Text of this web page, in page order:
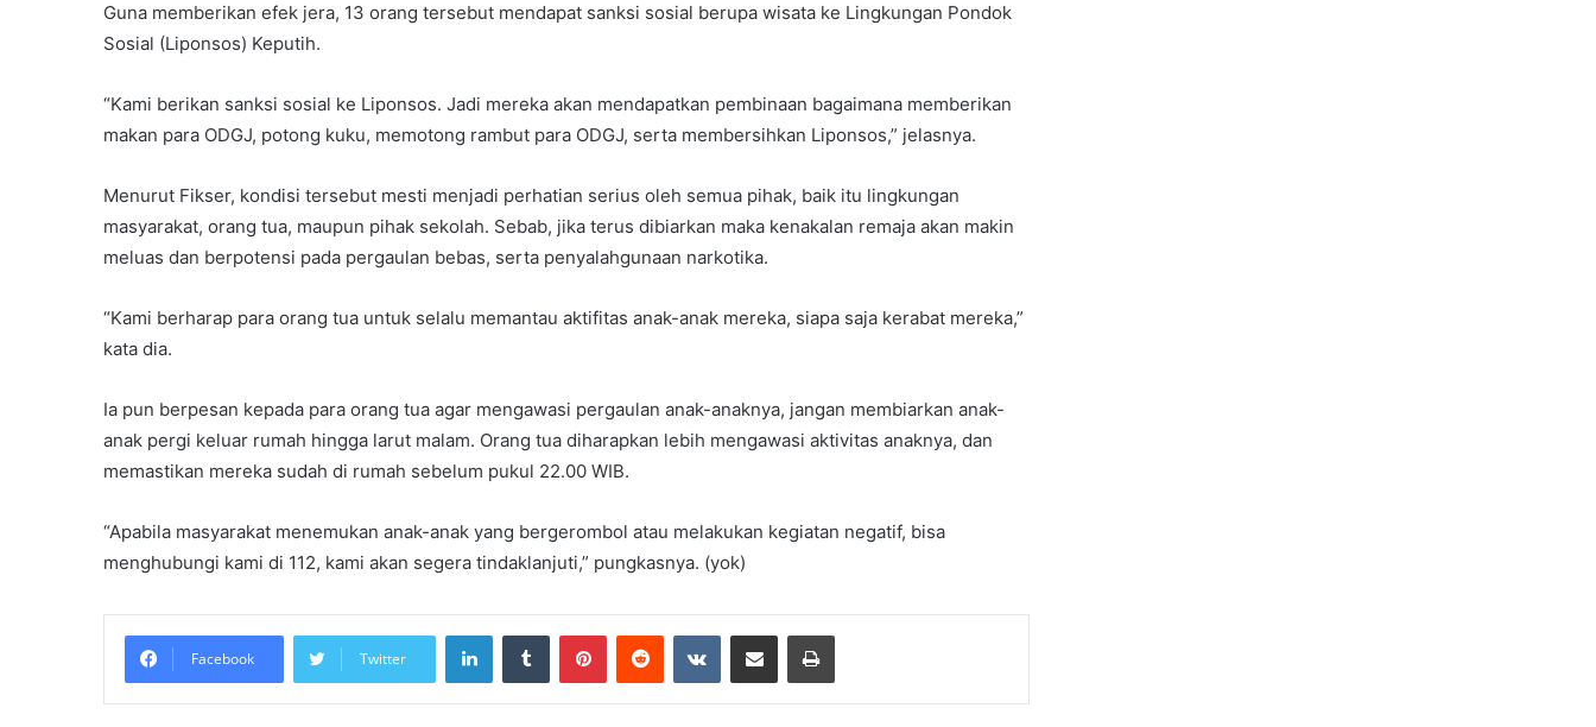
Guna memberikan efek jera, 13 orang tersebut mendapat sanksi sosial berupa wisata ke Lingkungan Pondok
Sosial (Liponsos) Keputih.
“Kami berikan sanksi sosial ke Liponsos. Jadi mereka akan mendapatkan pembinaan bagaimana memberikan
makan para ODGJ, potong kuku, memotong rambut para ODGJ, serta membersihkan Liponsos,” jelasnya.
Menurut Fikser, kondisi tersebut mesti menjadi perhatian serius oleh semua pihak, baik itu lingkungan
masyarakat, orang tua, maupun pihak sekolah. Sebab, jika terus dibiarkan maka kenakalan remaja akan makin
meluas dan berpotensi pada pergaulan bebas, serta penyalahgunaan narkotika.
“Kami berharap para orang tua untuk selalu memantau aktifitas anak-anak mereka, siapa saja kerabat mereka,”
kata dia.
Ia pun berpesan kepada para orang tua agar mengawasi pergaulan anak-anaknya, jangan membiarkan anak-
anak pergi keluar rumah hingga larut malam. Orang tua diharapkan lebih mengawasi aktivitas anaknya, dan
memastikan mereka sudah di rumah sebelum pukul 22.00 WIB.
“Apabila masyarakat menemukan anak-anak yang bergerombol atau melakukan kegiatan negatif, bisa
menghubungi kami di 112, kami akan segera tindaklanjuti,” pungkasnya. (yok)
Facebook Twitter
LinkedInTumblr PinterestReddit VKontakteShare via Email Print